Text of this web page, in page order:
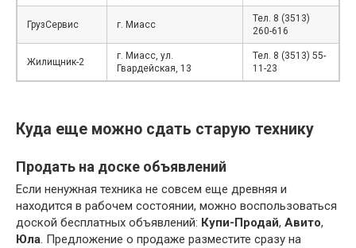
ГрузСервис г. Миасс
Тел. 8 (3513)
260-616
Жилищник-2
г. Миасс, ул.
Гвардейская, 13
Тел. 8 (3513) 55-
11-23
Куда еще можно сдать старую технику
Продать на доске объявлений
Если ненужная техника не совсем еще древняя и
находится в рабочем состоянии, можно воспользоваться
доской бесплатных объявлений: Купи-Продай, Авито,
Юла. Предложение о продаже разместите сразу на